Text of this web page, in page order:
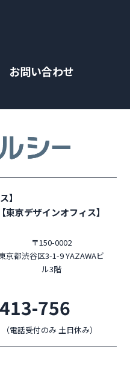
お問い合わせ
】
【東京デザインオフィス】
〒150-0002
京都渋谷区3-1-9 YAZAWAビ
ル3階
756
電話受付のみ 土日休み）